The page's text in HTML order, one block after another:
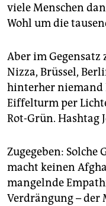
viele Menschen
Wohl um die
Aber im Gegensatz
Nizza, Brüssel,
hinterher niemand
Eiffelturm per
Rot-Grün. Hashtag
Zugegeben: Solche
macht keinen
mangelnde
Verdrängung –